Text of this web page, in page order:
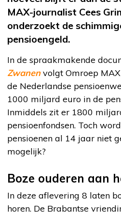
MAX-journalist Cees
onderzoekt de
pensioengeld.
In de spraakmakende
Zwanenvolgt Omroep
de Nederlandse
1000 miljard euro in de
Inmiddels zit er 1800
pensioenfondsen. Toch
pensioenen al 14 jaar niet
mogelijk?
Boze ouderen aan
In deze aflevering 8 laten
horen. De Brabantse